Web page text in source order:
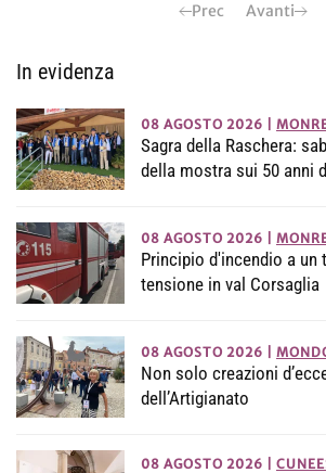
Prec Avanti
In evidenza
08 AGOSTO 2026
Sagra della Raschera:
della mostra sui 50 anni
08 AGOSTO 2026
Principio d'incendio a un
tensione in val Corsaglia
08 AGOSTO 2026
Non solo creazioni
dell’Artigianato
08 AGOSTO 2026